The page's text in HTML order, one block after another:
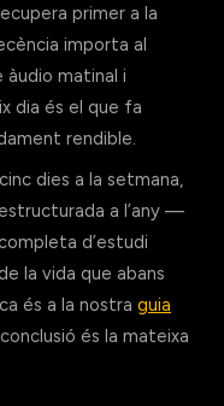
primer a la
importa al
matinal i
dia és el que fa
rendible.
dies a la setmana,
a l’any —
d’estudi
la vida que abans
és a la nostra guia
és la mateixa